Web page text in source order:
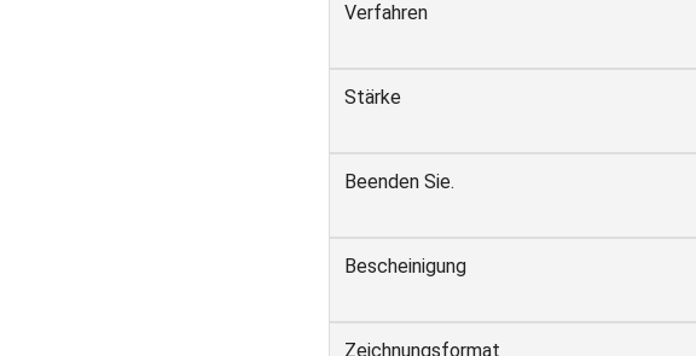
Verfahren
Stärke
Beenden Sie.
Bescheinigung
Zeichnungsformat